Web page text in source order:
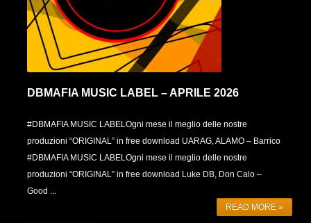
DBMAFIA MUSIC LABEL – APRILE 2026
#DBMAFIA MUSIC LABELOgni mese il meglio delle nostre
produzioni “ORIGINAL” in free download UARAG, ALAMO – Barrico
#DBMAFIA MUSIC LABELOgni mese il meglio delle nostre
produzioni “ORIGINAL” in free download Luke DB, Don Calo –
Good ...
READ MORE »